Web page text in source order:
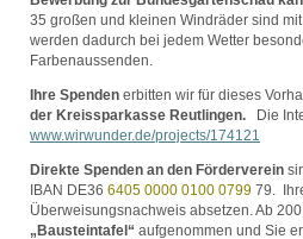
35 großen und kleinen Windräder sind
werden dadurch bei jedem Wetter
Farbenaussenden.
Ihre Spenden erbitten wir für dieses
der Kreissparkasse Reutlingen. Die
www.wirwunder.de/projects/174121
Direkte Spenden an den Förderverein
IBAN DE36 6405 0000 0100 0799 79.
Überweisungsnachweis absetzen. Ab
„Bausteintafel“ aufgenommen und Sie